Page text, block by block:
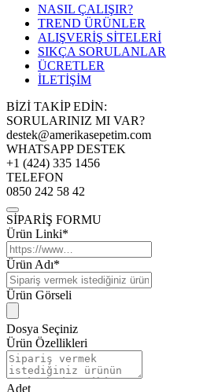
NASIL ÇALIŞIR?
TREND ÜRÜNLER
ALIŞVERİŞ SİTELERİ
SIKÇA SORULANLAR
ÜCRETLER
İLETİŞİM
BİZİ TAKİP EDİN:
SORULARINIZ MI VAR?
destek@amerikasepetim.com
WHATSAPP DESTEK
+1 (424) 335 1456
TELEFON
0850 242 58 42
SİPARİŞ FORMU
Ürün Linki*
Ürün Adı*
Ürün Görseli
Dosya Seçiniz
Ürün Özellikleri
Adet